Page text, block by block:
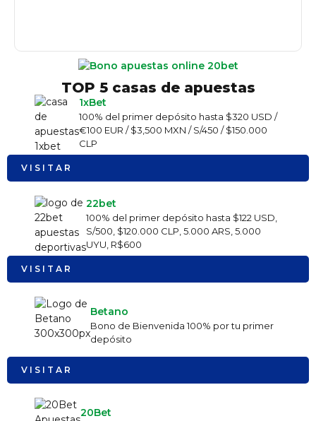
TOP 5 casas de apuestas
1xBet
100% del primer depósito hasta $320 USD /
€100 EUR / $3,500 MXN / S/450 / $150.000
CLP
VISITAR
22bet
100% del primer depósito hasta $122 USD,
S/500, $120.000 CLP, 5.000 ARS, 5.000
UYU, R$600
VISITAR
Betano
Bono de Bienvenida 100% por tu primer
depósito
VISITAR
20Bet